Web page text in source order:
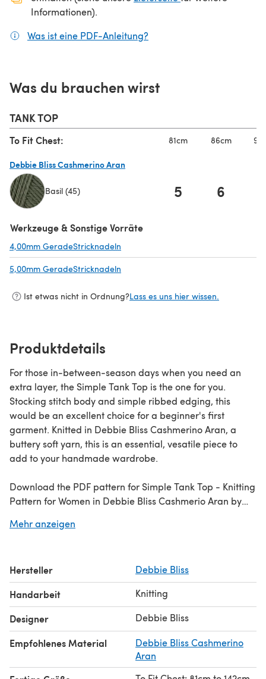
Informationen).
Was ist eine PDF-Anleitung?
Was du brauchen wirst
TANK TOP
To Fit Chest: 81cm 86cm
Debbie Bliss Cashmerino Aran
Basil (45) 5 6
Werkzeuge & Sonstige Vorräte
4,00mm GeradeStricknadeln
5,00mm GeradeStricknadeln
Ist etwas nicht in Ordnung?Lass es uns hier wissen.
Produktdetails
For those in-between-season days when you need an
extra layer, the Simple Tank Top is the one for you.
Stocking stitch body and simple ribbed edging, this
would be an excellent choice for a beginner's first
garment. Knitted in Debbie Bliss Cashmerino Aran, a
buttery soft yarn, this is an essential, vesatile piece to
add to your handmade wardrobe.
Download the PDF pattern for Simple Tank Top - Knitting
Pattern for Women in Debbie Bliss Cashmerio Aran by
Mehr anzeigen
Hersteller Debbie Bliss
Handarbeit Knitting
Designer Debbie Bliss
Empfohlenes Material
Debbie Bliss Cashmerino
Aran